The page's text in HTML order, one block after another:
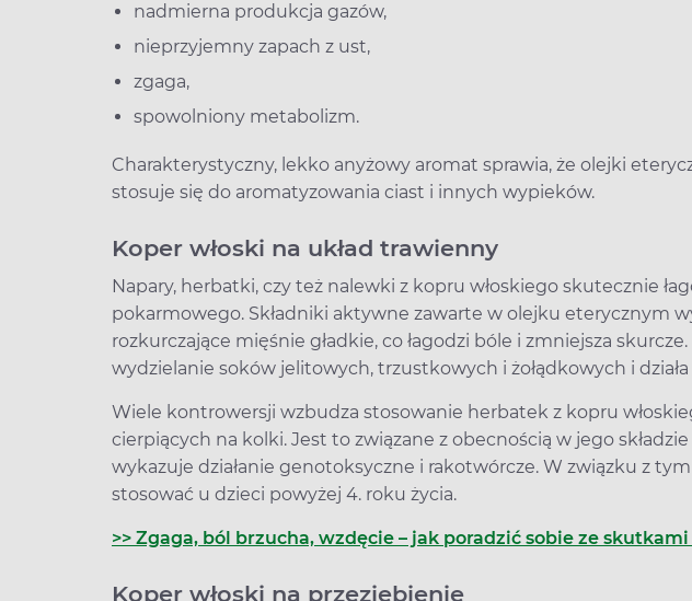
nadmierna produkcja gazów,
nieprzyjemny zapach z ust,
zgaga,
spowolniony metabolizm.
Charakterystyczny, lekko anyżowy aromat sprawia, że olejki
stosuje się do aromatyzowania ciast i innych wypieków.
Koper włoski na układ trawienny
Napary, herbatki, czy też nalewki z kopru włoskiego skutecznie
pokarmowego. Składniki aktywne zawarte w olejku eterycznym
rozkurczające mięśnie gładkie, co łagodzi bóle i zmniejsza
wydzielanie soków jelitowych, trzustkowych i żołądkowych i
Wiele kontrowersji wzbudza stosowanie herbatek z kopru
cierpiących na kolki. Jest to związane z obecnością w jego
wykazuje działanie genotoksyczne i rakotwórcze. W związku z
stosować u dzieci powyżej 4. roku życia.
>> Zgaga, ból brzucha, wzdęcie – jak poradzić sobie ze
Koper włoski na przeziębienie